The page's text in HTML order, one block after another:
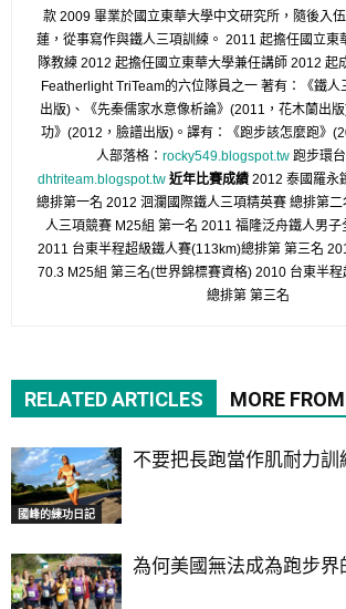
款 2009 畢業於國立東華大學中文研究所，隨後入
蓮，從事寫作與鐵人三項訓練。 2011 起擔任國立東
隊教練 2012 起擔任國立東華大學兼任講師 2012 起
Featherlight TriTeam的六位隊員之一 著有：《鐵
出版)、《先秦儒家水意像析論》(2011，花木蘭出
功》(2012，臉譜出版)。譯有：《跑步該怎麼跑》
人部落格： rocky549.blogspot.tw 跑步環
dhtriteam.blogspot.tw 近年比賽成績2012 泰國羅永
總排第一名 2012 洄瀾國際鐵人三項精英賽 總排第
人三項競賽 M25組 第一名 2011 福隆泛舟鐵人男子
2011 台東半程超級鐵人賽(113km)總排第 第三名
70.3 M25組 第三名(世界錦標賽資格) 2010 台東半
總排第 第三名
RELATED ARTICLES MORE
國峰的練功日記
不要把長跑當作肌耐力訓
為何美國無法成為跑步界